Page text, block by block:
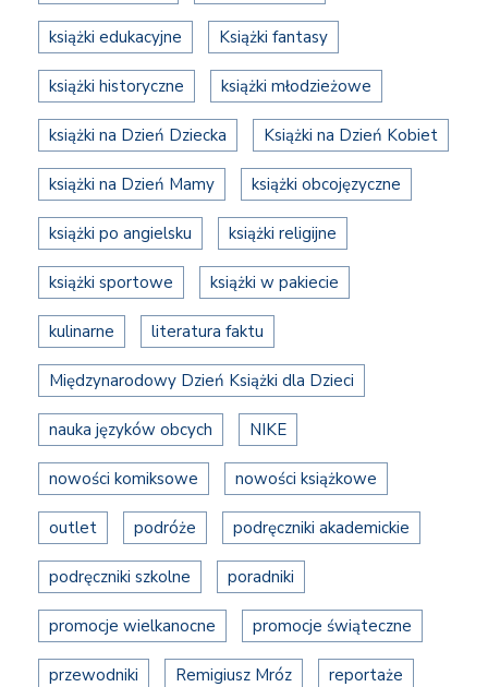
książki edukacyjne Książki fantasy
książki historyczne książki młodzieżowe
książki na Dzień Dziecka Książki na Dzień Kobiet
książki na Dzień Mamy książki obcojęzyczne
książki po angielsku książki religijne
książki sportowe książki w pakiecie
kulinarne literatura faktu
Międzynarodowy Dzień Książki dla Dzieci
nauka języków obcych NIKE
nowości komiksowe nowości książkowe
outlet podróże podręczniki akademickie
podręczniki szkolne poradniki
promocje wielkanocne promocje świąteczne
przewodniki Remigiusz Mróz reportaże